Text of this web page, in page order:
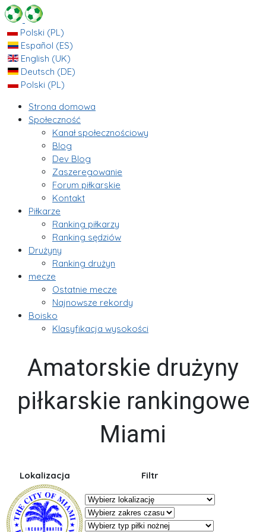
Polski (PL)
Español (ES)
English (UK)
Deutsch (DE)
Polski (PL)
Strona domowa
Społeczność
Kanał społecznościowy
Blog
Dev Blog
Zaszeregowanie
Forum piłkarskie
Kontakt
Piłkarze
Ranking piłkarzy
Ranking sędziów
Drużyny
Ranking drużyn
mecze
Ostatnie mecze
Najnowsze rekordy
Boisko
Klasyfikacja wysokości
Amatorskie drużyny
piłkarskie rankingowe
Miami
Lokalizacja Filtr